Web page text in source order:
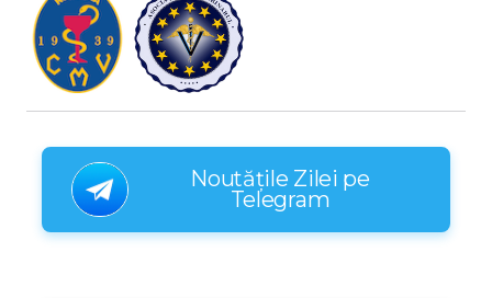
Noutățile Zilei pe
Telegram